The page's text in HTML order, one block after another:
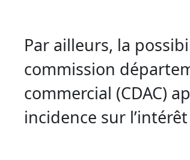
Par ailleurs, la
commission
commercial (CDAC)
incidence sur